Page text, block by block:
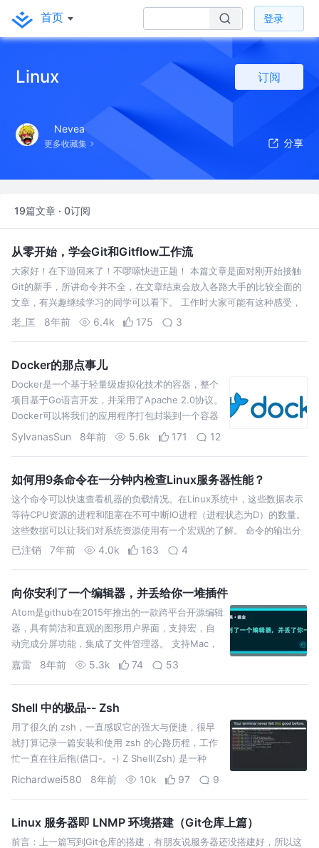
首页 登录
Linux 订阅
Nevea
更多收藏集
19篇文章 · 0订阅
从零开始，学会Git和Gitflow工作流
大家好！在下游回来了！不啰嗦快进正题！ 本篇文章是面对刚开始接触
Git的新手，所讲命令并不全，在文章结束会放入各路大手的比较全面的
文章，有兴趣继续学习的同学可以看下。 工作时大家可能有这种感受，
部门里的开发越来越多，并行开发的需求也越来越多，代码版本的管理就
老_匡 8年前 6.4k 175 3
Docker的那点事儿
Docker是一个基于轻量级虚拟化技术的容器，整个
项目基于Go语言开发，并采用了Apache 2.0协议。
Docker可以将我们的应用程序打包封装到一个容器
中，该容器包含了应用程序的代码、运行环境、依
SylvanasSun 8年前 5.6k 171 12
如何用9条命令在一分钟内检查Linux服务器性能？
这个命令可以快速查看机器的负载情况。在Linux系统中，这些数据表示
等待CPU资源的进程和阻塞在不可中断IO进程（进程状态为D）的数量。
这些数据可以让我们对系统资源使用有一个宏观的了解。 命令的输出分
别表示1分钟、5分钟、15分钟的平均负载情况。通过这三个数据，可以
已注销 7年前 4.0k 163 4
向你安利了一个编辑器，并丢给你一堆插件
Atom是github在2015年推出的一款跨平台开源编辑
器，具有简洁和直观的图形用户界面，支持宏，自
动完成分屏功能，集成了文件管理器。 支持Mac，
Window，Linux操作系统。更主要的是，暂时是免
嘉雷 8年前 5.3k 74 53
Shell 中的极品-- Zsh
用了很久的 zsh，一直感叹它的强大与便捷，很早
就打算记录一篇安装和使用 zsh 的心路历程，工作
忙一直在往后拖(借口-。-) Z Shell(Zsh) 是一种
Unix shell，它可以用作为交互式的登录shell，也是
Richardwei580 8年前 10k 97 9
Linux 服务器即 LNMP 环境搭建（Git仓库上篇）
前言：上一篇写到Git仓库的搭建，有朋友说服务器还没搭建好，所以这